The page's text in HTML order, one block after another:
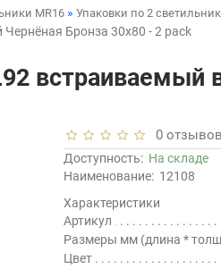
MR16 Упаковки по 2
Бронза 30x80 - 2 pack
0 отзывов
Доступность: На складе
Наименование: 12108
Характеристики
Артикул
Размеры мм (длина *
Цвет